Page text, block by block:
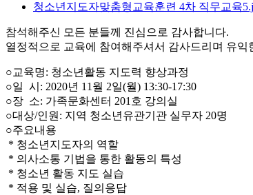
청소년지도자맞춤형교육훈련 4차 직무교육
참석해주신 모든 분들께 진심으로 감사합니다.
열정적으로 교육에 참여해주셔서 감사드리며 유
○교육명: 청소년활동 지도력 향상과정
○일 시: 2020년 11월 2일(월) 13:30-17:30
○장 소: 가족문화센터 201호 강의실
○대상/인원: 지역 청소년유관기관 실무자 20명
○주요내용
* 청소년지도자의 역할
* 의사소통 기법을 통한 활동의 특성
* 청소년 활동 지도 실습
* 적용 및 실습, 질의응답